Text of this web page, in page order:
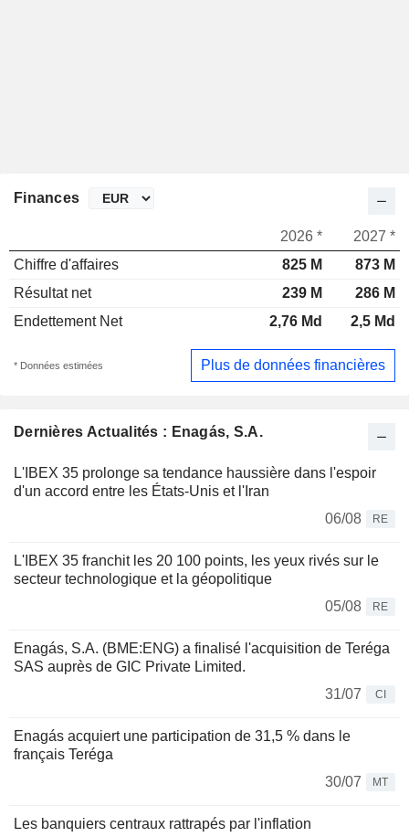
Dernières Actualités : Enagás, S.A.
L'IBEX 35 prolonge sa tendance haussière dans l'espoir
d'un accord entre les États-Unis et l'Iran
06/08
RE
L'IBEX 35 franchit les 20 100 points, les yeux rivés sur le
secteur technologique et la géopolitique
05/08
RE
Enagás, S.A. (BME:ENG) a finalisé l'acquisition de Teréga
SAS auprès de GIC Private Limited.
31/07
CI
Enagás acquiert une participation de 31,5 % dans le
français Teréga
30/07
MT
Les banquiers centraux rattrapés par l'inflation
Finances
2026 *
2027 *
Chiffre d'affaires
825 M
873 M
Résultat net
239 M
286 M
Endettement Net
2,76 Md 2,5 Md
* Données estimées Plus de données financières